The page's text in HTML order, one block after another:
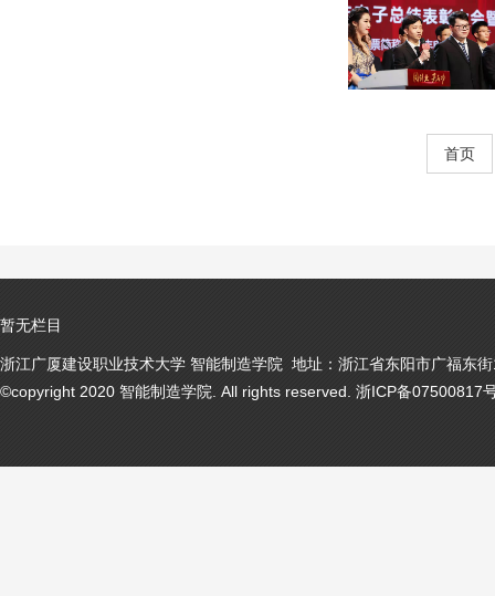
首页
暂无栏目
浙江广厦建设职业技术大学 智能制造学院 地址：浙江省东阳市广福东
©copyright 2020 智能制造学院. All rights reserved. 浙ICP备07500817